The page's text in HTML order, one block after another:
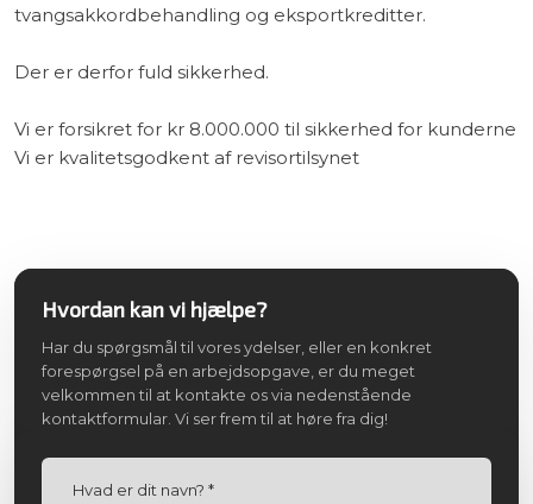
tvangsakkordbehandling og eksportkreditter.
Der er derfor fuld sikkerhed.
Vi er forsikret for kr 8.000.000 til sikkerhed for kunderne
Vi er kvalitetsgodkent af revisortilsynet
Hvordan kan vi hjælpe?
Har du spørgsmål til vores ydelser, eller en konkret
forespørgsel på en arbejdsopgave, er du meget
velkommen til at kontakte os via nedenstående
kontaktformular. Vi ser frem til at høre fra dig!